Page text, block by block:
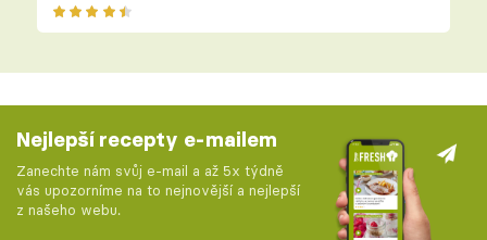
Nejlepší recepty e-mailem
Zanechte nám svůj e-mail a až 5x týdně
vás upozorníme na to nejnovější a nejlepší
z našeho webu.